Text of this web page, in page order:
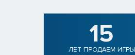
15
ЛЕТ ПРОДАЕМ ИГРЫ